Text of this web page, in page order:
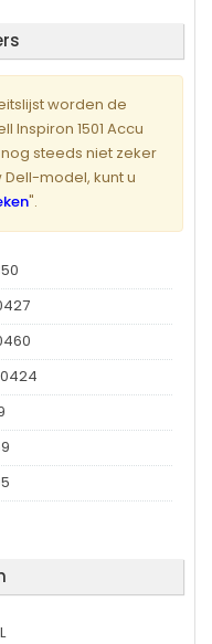
worden de
1501 Accu
steeds niet zeker
model, kunt u
".